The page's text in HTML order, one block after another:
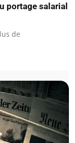
portage salarial
de